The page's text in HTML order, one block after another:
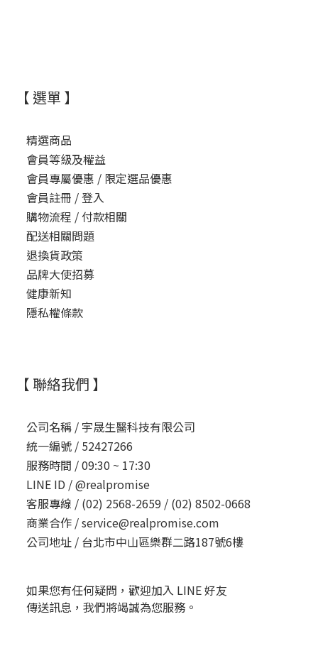
【 選單 】
精選商品
會員等級及權益
會員專屬優惠 / 限定選品優惠
會員註冊 / 登入
購物流程 / 付款相關
配送相關問題
退換貨政策
品牌大使招募
健康新知
隱私權條款
【 聯絡我們 】
公司名稱 / 宇晟生醫科技有限公司
統一編號 / 52427266
服務時間 /09:30 ~ 17:30
LINE ID /@realpromise
客服專線 / (02) 2568-2659 / (02) 8502-0668
商業合作 /service@realpromise.com
公司地址 / 台北市中山區樂群二路187號6樓
如果您有任何疑問，歡迎加入 LINE 好友
傳送訊息，我們將竭誠為您服務。